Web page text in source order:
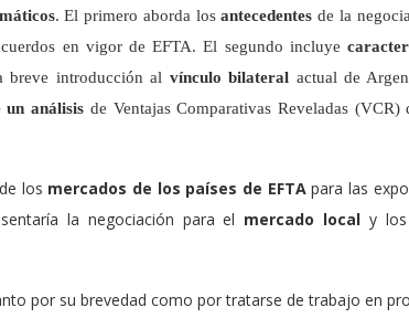
. El primero aborda losantecedentesde la
en vigor de EFTA. El segundo incluye
breve introducción al vínculo bilateral actual de
un análisis de Ventajas Comparativas Reveladas
de los mercados de los países de EFTApara las
la negociación para el mercado local y
por su brevedad como por tratarse de trabajo en